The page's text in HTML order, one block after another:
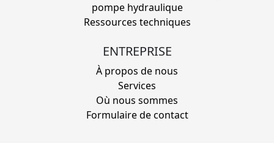
pompe hydraulique
Ressources techniques
ENTREPRISE
À propos de nous
Services
Où nous sommes
Formulaire de contact